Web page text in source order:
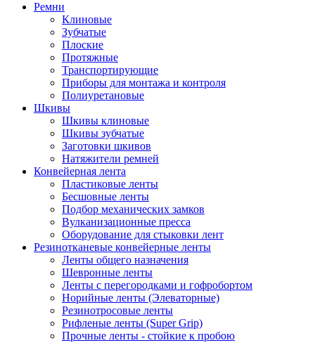
Ремни
Клиновые
Зубчатые
Плоские
Протяжные
Транспортирующие
Приборы для монтажа и контроля
Полиуретановые
Шкивы
Шкивы клиновые
Шкивы зубчатые
Заготовки шкивов
Натяжители ремней
Конвейерная лента
Пластиковые ленты
Бесшовные ленты
Подбор механических замков
Вулканизационные пресса
Оборудование для стыковки лент
Резинотканевые конвейерные ленты
Ленты общего назначения
Шевронные ленты
Ленты с перегородками и гофробортом
Норийные ленты (Элеваторные)
Резинотросовые ленты
Рифленые ленты (Super Grip)
Прочные ленты - стойкие к пробою